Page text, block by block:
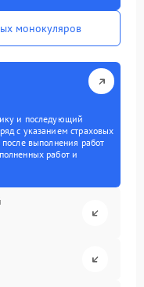
монокуляров
и последующий
с указанием страховых
выполнения работ
работ и